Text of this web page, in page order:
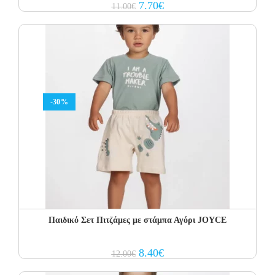
11.00€ Original
price
11.00€.
7.70€Current
price
-30%
Παιδικό Σετ Πιτζάμες με στάμπα Αγόρι JOYCE
12.00€ Original
price
8.40€Current
price